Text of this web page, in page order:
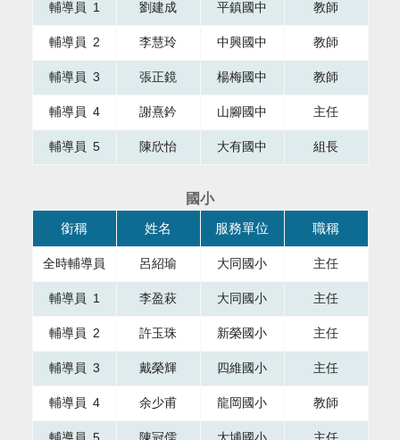
輔導員 1 劉建成 平鎮國中 教師
輔導員 2 李慧玲 中興國中 教師
輔導員 3 張正鏡 楊梅國中 教師
輔導員 4 謝熹鈐 山腳國中 主任
輔導員 5 陳欣怡 大有國中 組長
國小
本表格為組織成員，共有四個直欄，第一直欄銜稱，第二直
銜稱 姓名 服務單位 職稱
全時輔導員 呂紹瑜 大同國小 主任
輔導員 1 李盈萩 大同國小 主任
輔導員 2 許玉珠 新榮國小 主任
輔導員 3 戴榮輝 四維國小 主任
輔導員 4 余少甫 龍岡國小 教師